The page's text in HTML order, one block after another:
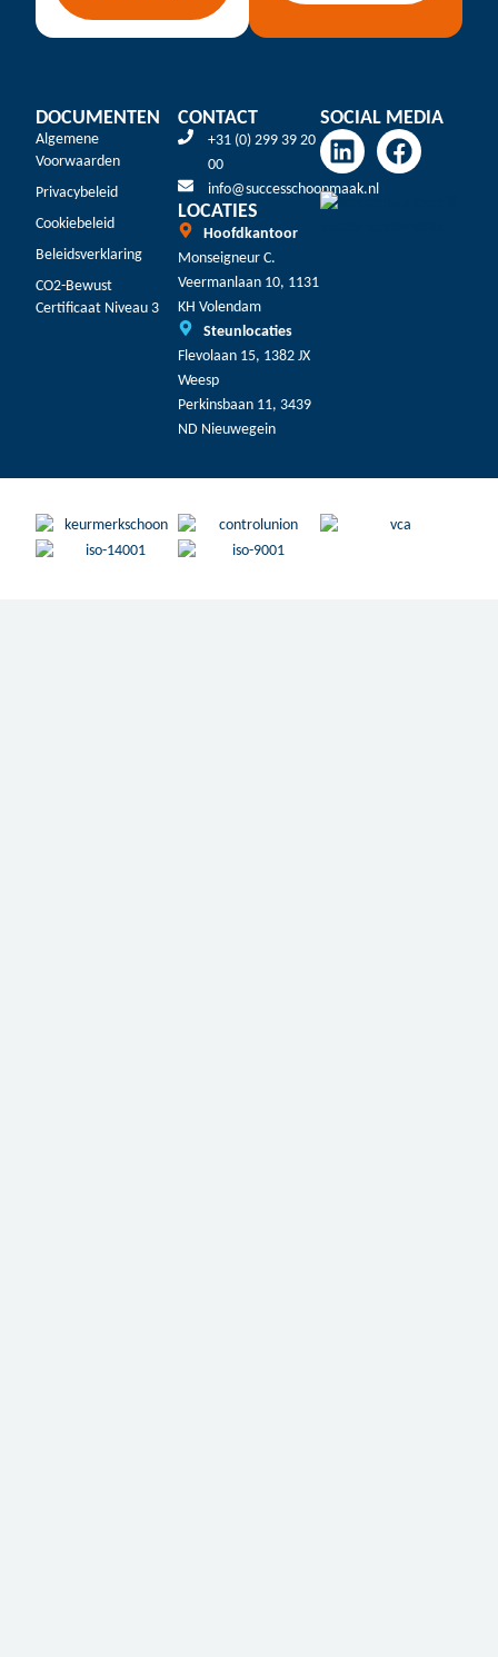
DOCUMENTEN
Algemene
Voorwaarden
Privacybeleid
Cookiebeleid
Beleidsverklaring
CO2-Bewust
Certificaat Niveau 3
CONTACT
+31 (0) 299 39 20
00
info@successchoonmaak.nl
LOCATIES
Hoofdkantoor
Monseigneur C.
Veermanlaan 10, 1131
KH Volendam
Steunlocaties
Flevolaan 15, 1382 JX
Weesp
Perkinsbaan 11, 3439
ND Nieuwegein
SOCIAL MEDIA